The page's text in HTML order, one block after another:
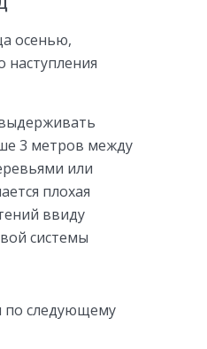
осенью,
наступления
3 метров между
или
плохая
ввиду
системы
по следующему